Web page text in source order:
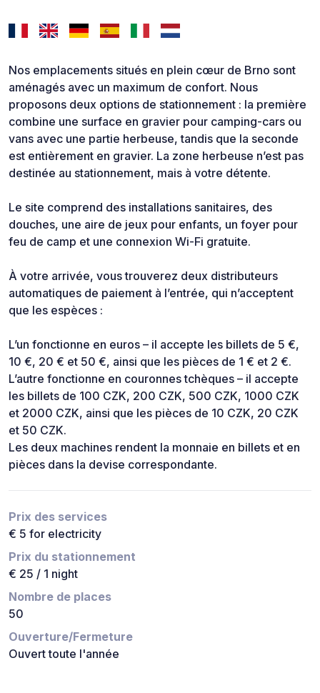
Nos emplacements situés en plein cœur de Brno sont
aménagés avec un maximum de confort. Nous
proposons deux options de stationnement : la première
combine une surface en gravier pour camping-cars ou
vans avec une partie herbeuse, tandis que la seconde
est entièrement en gravier. La zone herbeuse n’est pas
destinée au stationnement, mais à votre détente.
Le site comprend des installations sanitaires, des
douches, une aire de jeux pour enfants, un foyer pour
feu de camp et une connexion Wi-Fi gratuite.
À votre arrivée, vous trouverez deux distributeurs
automatiques de paiement à l’entrée, qui n’acceptent
que les espèces :
L’un fonctionne en euros – il accepte les billets de 5 €,
10 €, 20 € et 50 €, ainsi que les pièces de 1 € et 2 €.
L’autre fonctionne en couronnes tchèques – il accepte
les billets de 100 CZK, 200 CZK, 500 CZK, 1000 CZK
et 2000 CZK, ainsi que les pièces de 10 CZK, 20 CZK
et 50 CZK.
Les deux machines rendent la monnaie en billets et en
pièces dans la devise correspondante.
Prix des services
€ 5 for electricity
Prix du stationnement
€ 25 / 1 night
Nombre de places
50
Ouverture/Fermeture
Ouvert toute l'année